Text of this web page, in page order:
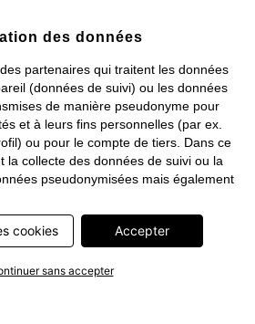
des données
partenaires qui traitent les données
(données de suivi) ou les données
de manière pseudonyme pour
et à leurs fins personnelles (par ex.
ou pour le compte de tiers. Dans ce
la collecte des données de suivi ou la
pseudonymisées mais également
Les données de suivi seront alors
pseudonymisées seront alors
vous avez cliqué préalablement sur le
dans la bannière sur bonprix.fr . Les
cookies Accepter
sans accepter